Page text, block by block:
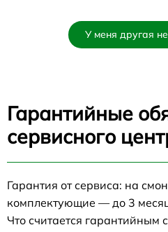
У меня другая
Гарантийные
сервисного
Гарантия от сервиса: на
комплектующие — до 3
Что считается гарантийным